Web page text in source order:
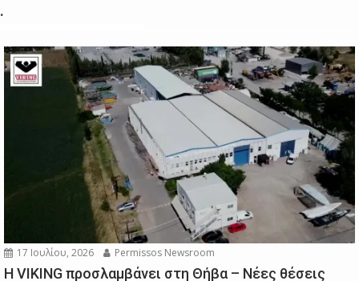
.
17 Ιουλίου, 2026 Permissos Newsroom
Η VIKING προσλαμβάνει στη Θήβα – Νέες θέσεις